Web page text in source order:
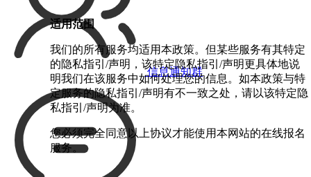
适用范围
我们的所有服务均适用本政策。但某些服务有其特定
的隐私指引/声明，该特定隐私指引/声明更具体地说
明我们在该服务中如何处理您的信息。如本政策与特
定服务的隐私指引/声明有不一致之处，请以该特定隐
私指引/声明为准。
您必须完全同意以上协议才能使用本网站的在线报名
服务。
信息通知群